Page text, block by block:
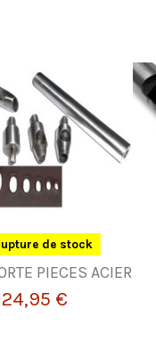
de stock
PIECES ACIER
24,95 €